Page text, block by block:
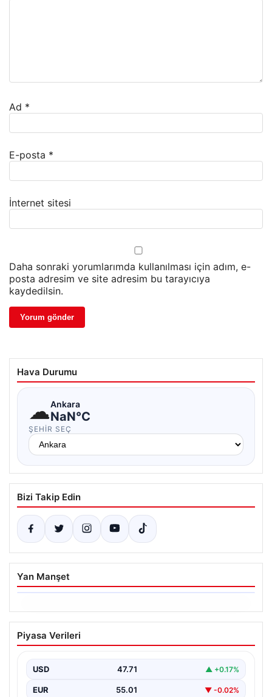
Ad *
E-posta *
İnternet sitesi
Daha sonraki yorumlarımda kullanılması için adım, e-
posta adresim ve site adresim bu tarayıcıya
kaydedilsin.
Hava Durumu
☁Ankara
NaN°C
ŞEHIR SEÇ
Bizi Takip Edin
Yan Manşet
06.08.2026
Hakkında icra takibi başlatan avukatı
katletmişti. İstenen ceza belli oldu
Yönelik Silahlı Saldırının Yargı Süreci Açıklandı”,
“content”:…
Piyasa Verileri
USD 47.71 ▲ +0.17%
EUR 55.01 ▼ -0.02%